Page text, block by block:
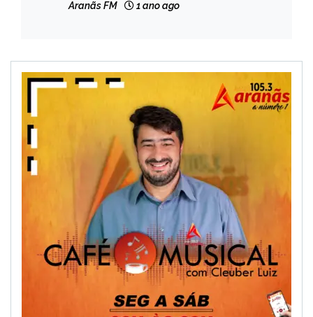
Aranãs FM 1 ano ago